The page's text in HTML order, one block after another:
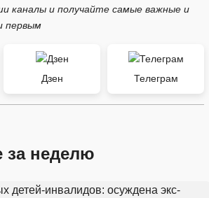
каналы и получайте самые важные и
первым
Дзен Телеграм
за неделю